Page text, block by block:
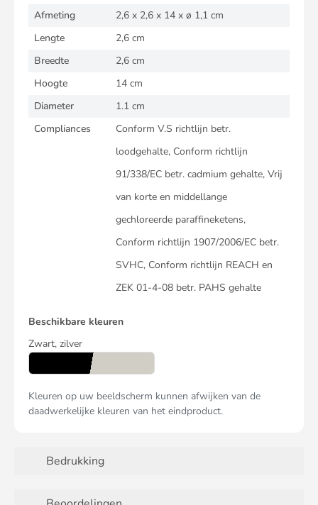
Afmeting
2,6 x 2,6 x 14 x ø 1,1 cm
Lengte
2,6 cm
Breedte
2,6 cm
Hoogte
14 cm
Diameter
1.1 cm
Compliances
Conform V.S richtlijn betr.
loodgehalte, Conform richtlijn
91/338/EC betr. cadmium gehalte, Vrij
van korte en middellange
gechloreerde paraffineketens,
Conform richtlijn 1907/2006/EC betr.
SVHC, Conform richtlijn REACH en
ZEK 01-4-08 betr. PAHS gehalte
Beschikbare kleuren
Zwart, zilver
Kleuren op uw beeldscherm kunnen afwijken van de
daadwerkelijke kleuren van het eindproduct.
Bedrukking